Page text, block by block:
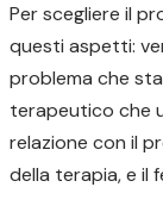
Per scegliere il
questi aspetti:
problema che
terapeutico che
relazione con il
della terapia, e il